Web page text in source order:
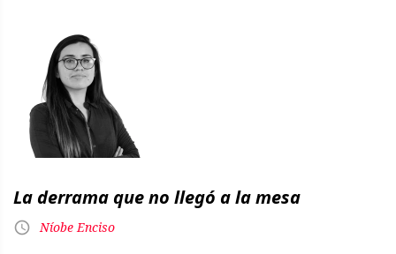
La derrama que no llegó a la mesa
Níobe Enciso